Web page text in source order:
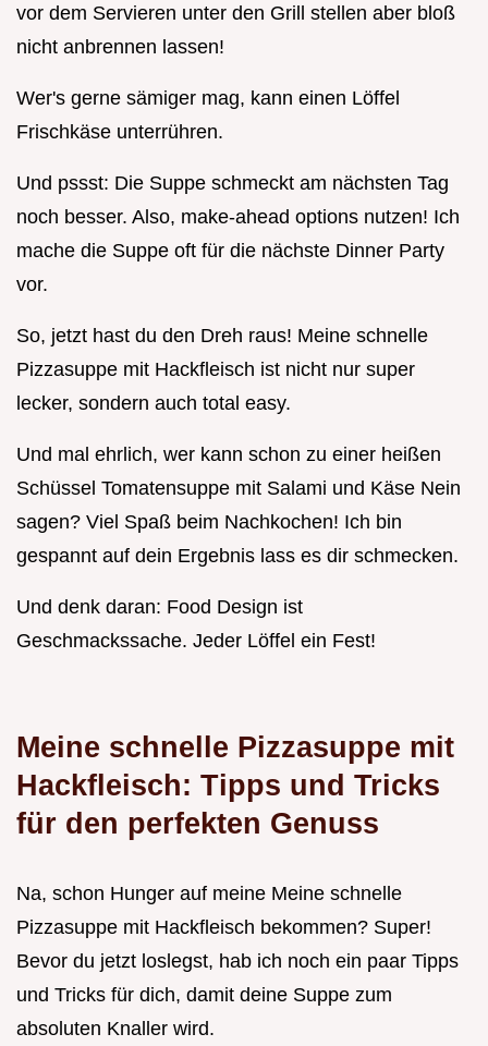
vor dem Servieren unter den Grill stellen aber bloß
nicht anbrennen lassen!
Wer's gerne sämiger mag, kann einen Löffel
Frischkäse unterrühren.
Und pssst: Die Suppe schmeckt am nächsten Tag
noch besser. Also, make-ahead options nutzen! Ich
mache die Suppe oft für die nächste Dinner Party
vor.
So, jetzt hast du den Dreh raus! Meine schnelle
Pizzasuppe mit Hackfleisch ist nicht nur super
lecker, sondern auch total easy.
Und mal ehrlich, wer kann schon zu einer heißen
Schüssel Tomatensuppe mit Salami und Käse Nein
sagen? Viel Spaß beim Nachkochen! Ich bin
gespannt auf dein Ergebnis lass es dir schmecken.
Und denk daran: Food Design ist
Geschmackssache. Jeder Löffel ein Fest!
Meine schnelle Pizzasuppe mit
Hackfleisch: Tipps und Tricks
für den perfekten Genuss
Na, schon Hunger auf meine Meine schnelle
Pizzasuppe mit Hackfleisch bekommen? Super!
Bevor du jetzt loslegst, hab ich noch ein paar Tipps
und Tricks für dich, damit deine Suppe zum
absoluten Knaller wird.